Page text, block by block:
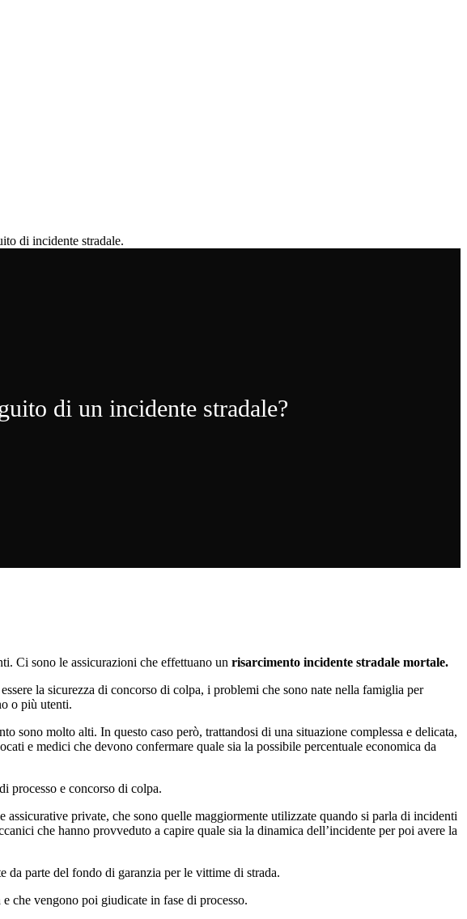
di incidente stradale.
di un incidente stradale?
Ci sono le assicurazioni che effettuano un risarcimento incidente stradale mortale.
la sicurezza di concorso di colpa, i problemi che sono nate nella famiglia per
o più utenti.
sono molto alti. In questo caso però, trattandosi di una situazione complessa e delicata,
e medici che devono confermare quale sia la possibile percentuale economica da
processo e concorso di colpa.
private, che sono quelle maggiormente utilizzate quando si parla di incidenti
che hanno provveduto a capire quale sia la dinamica dell’incidente per poi avere la
da parte del fondo di garanzia per le vittime di strada.
che vengono poi giudicate in fase di processo.